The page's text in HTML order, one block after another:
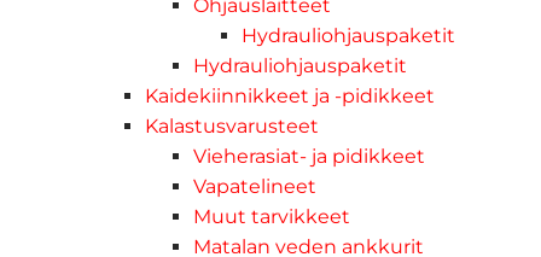
Ohjauslaitteet
Hydrauliohjauspaketit
Hydrauliohjauspaketit
Kaidekiinnikkeet ja -pidikkeet
Kalastusvarusteet
Vieherasiat- ja pidikkeet
Vapatelineet
Muut tarvikkeet
Matalan veden ankkurit